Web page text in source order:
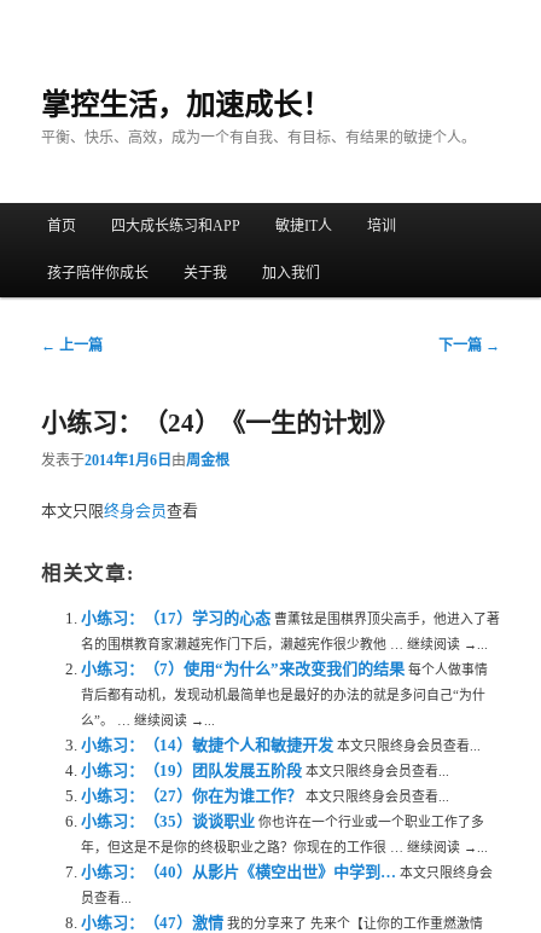
掌控生活，加速成长！
平衡、快乐、高效，成为一个有自我、有目标、有结果的敏捷个人。
跳至主内容区域
跳至副内容区域
首页 四大成长练习和APP 敏捷IT人 培训
孩子陪伴你成长 关于我 加入我们
文章导航
← 上一篇 下一篇 →
小练习：（24）《一生的计划》
发表于2014年1月6日 由周金根
本文只限终身会员查看
相关文章:
小练习：（17）学习的心态 曹薰铉是围棋界顶尖高手，他进入了著
名的围棋教育家濑越宪作门下后，濑越宪作很少教他 … 继续阅读 →...
小练习：（7）使用“为什么”来改变我们的结果 每个人做事情
背后都有动机，发现动机最简单也是最好的办法的就是多问自己“为什
么”。 … 继续阅读 →...
小练习：（14）敏捷个人和敏捷开发 本文只限终身会员查看...
小练习：（19）团队发展五阶段 本文只限终身会员查看...
小练习：（27）你在为谁工作？ 本文只限终身会员查看...
小练习：（35）谈谈职业 你也许在一个行业或一个职业工作了多
年，但这是不是你的终极职业之路？你现在的工作很 … 继续阅读 →...
小练习：（40）从影片《横空出世》中学到… 本文只限终身会
员查看...
小练习：（47）激情 我的分享来了 先来个【让你的工作重燃激情